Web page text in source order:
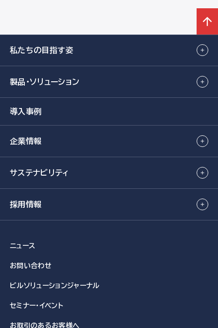
私たちの目指す姿
製品・ソリューション
導入事例
企業情報
サステナビリティ
採用情報
ニュース
お問い合わせ
ビルソリューションジャーナル
セミナー・イベント
お取引のあるお客様へ